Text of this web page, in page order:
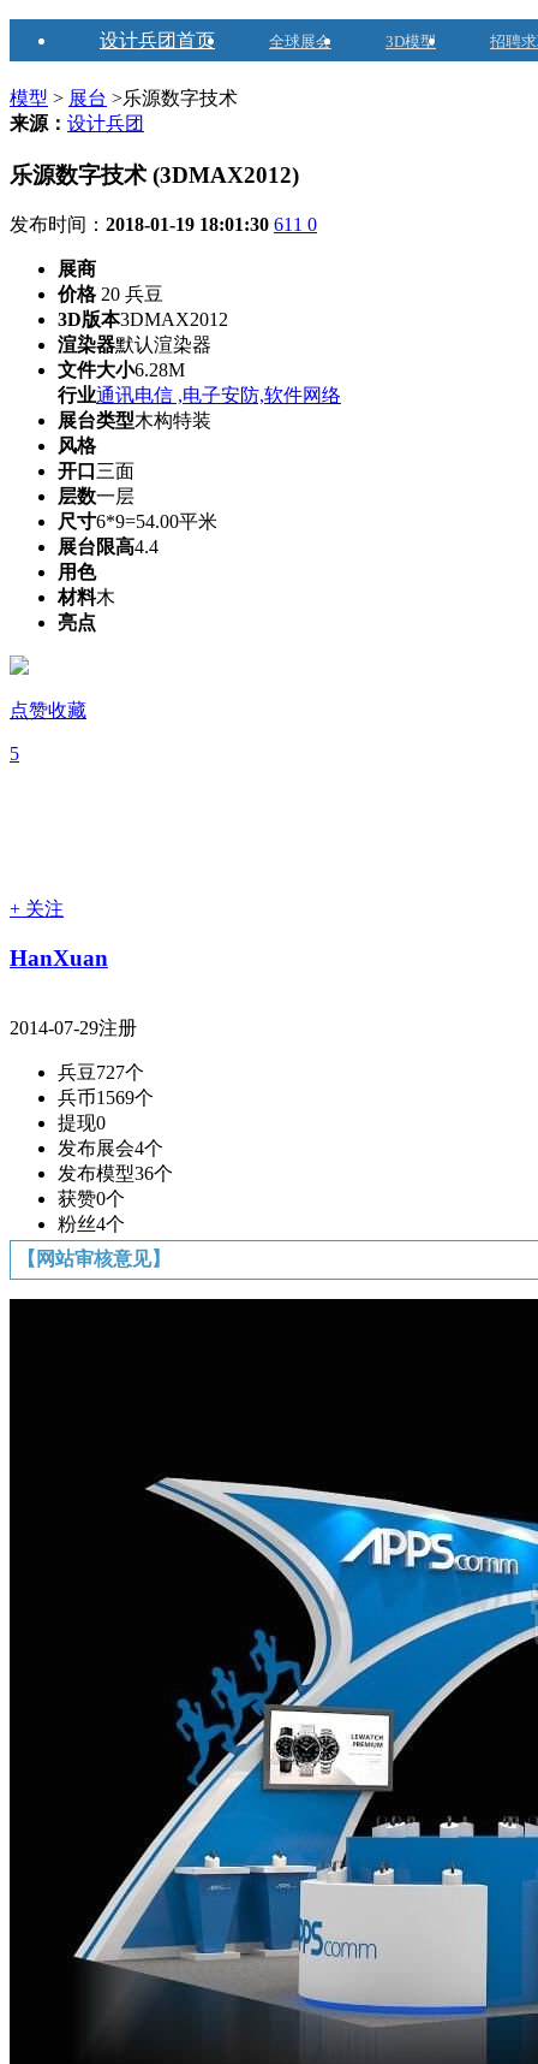
设计兵团首页 全球展会 3D模型 招聘
模型 > 展台 >乐源数字技术
来源： 设计兵团
乐源数字技术 (3DMAX2012)
发布时间： 2018-01-19 18:01:30 611 0
展商
价格20 兵豆
3D版本3DMAX2012
渲染器默认渲染器
文件大小6.28M
行业通讯电信 ,电子安防,软件网络
展台类型木构特装
风格
开口 三面
层数一层
尺寸6*9=54.00平米
展台限高4.4
用色
材料木
亮点
点赞收藏
5
+ 关注
HanXuan
2014-07-29注册
兵豆727个
兵币1569个
提现0
发布展会4个
发布模型36个
获赞0个
粉丝4个
【网站审核意见】